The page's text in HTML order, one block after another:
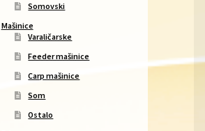
Somovski
Mašinice
Varaličarske
Feeder mašinice
Carp mašinice
Som
Ostalo